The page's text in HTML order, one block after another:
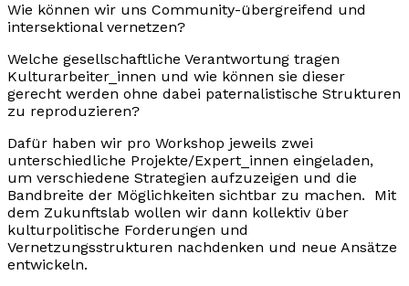
Wie können wir uns Community-übergreifend und
intersektional vernetzen?
Welche gesellschaftliche Verantwortung tragen
Kulturarbeiter_innen und wie können sie dieser
gerecht werden ohne dabei paternalistische Strukturen
zu reproduzieren?
Dafür haben wir pro Workshop jeweils zwei
unterschiedliche Projekte/Expert_innen eingeladen,
um verschiedene Strategien aufzuzeigen und die
Bandbreite der Möglichkeiten sichtbar zu machen. Mit
dem Zukunftslab wollen wir dann kollektiv über
kulturpolitische Forderungen und
Vernetzungsstrukturen nachdenken und neue Ansätze
entwickeln.